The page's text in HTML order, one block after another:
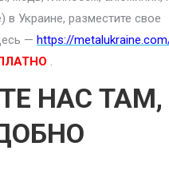
в Украине, разместите свое
— https://
.
НАС ТАМ,